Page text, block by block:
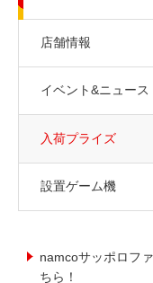
店舗情報
イベント&ニュース
入荷プライズ
設置ゲーム機
namcoサッポロフ
ちら！